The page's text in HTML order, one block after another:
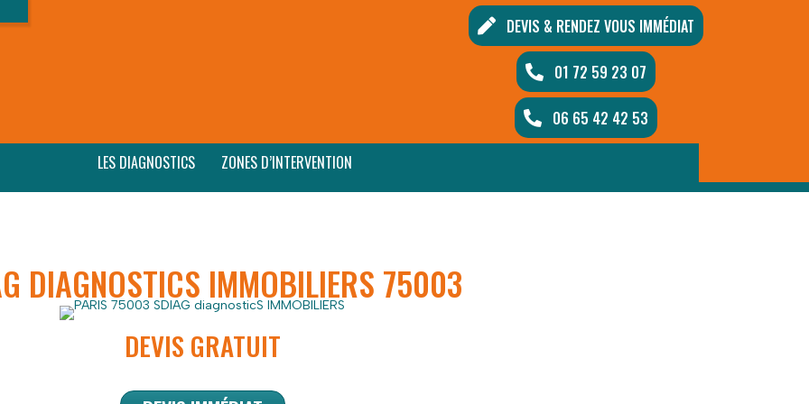
DEVIS & RENDEZ VOUS IMMÉDIAT
01 72 59 23 07
06 65 42 42 53
LES DIAGNOSTICS ZONES D’INTERVENTION
DIAGNOSTICS IMMOBILIERS 75003
DEVIS GRATUIT